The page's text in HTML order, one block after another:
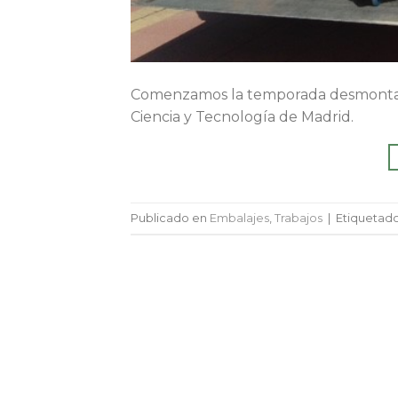
Comenzamos la temporada
Ciencia y Tecnología de Madrid.
Publicado en Embalajes Trabajos |